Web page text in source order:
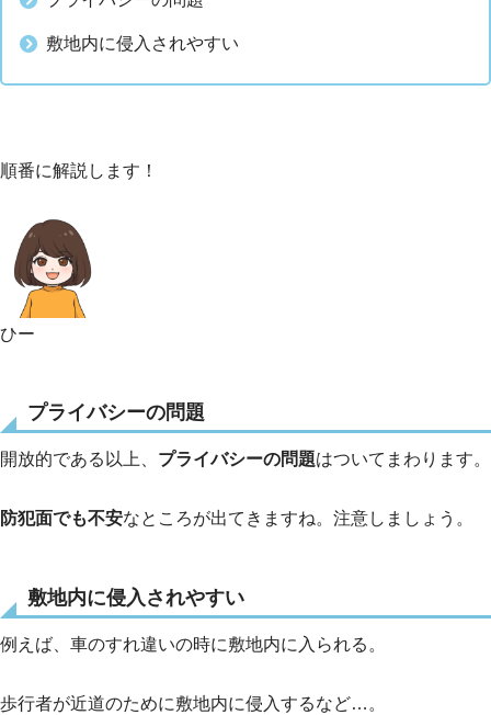
敷地内に侵入されやすい
順番に解説します！
ひー
プライバシーの問題
開放的である以上、 プライバシーの問題はついてまわります。
防犯面でも不安なところが出てきますね。注意しましょう。
敷地内に侵入されやすい
例えば、車のすれ違いの時に敷地内に入られる。
歩行者が近道のために敷地内に侵入するなど…。